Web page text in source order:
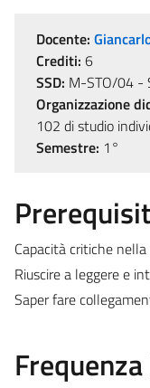
Docente:
Crediti: 6
SSD: M-STO/04 -
Organizzazione
102 di studio
Semestre: 1°
Capacità critiche
Riuscire a leggere e
Saper fare